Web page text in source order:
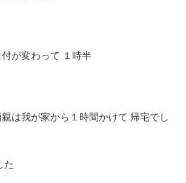
が変わって １時半
は我が家から１時間かけて 帰宅でし
た